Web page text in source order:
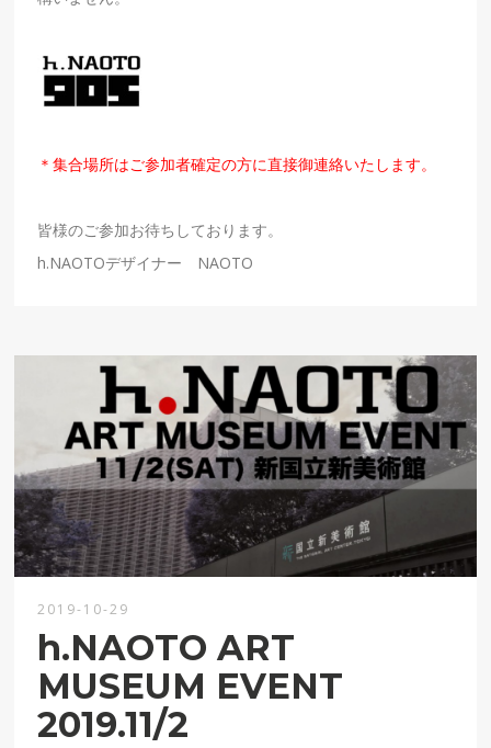
＊集合場所はご参加者確定の方に直接御連絡いたします。
皆様のご参加お待ちしております。
h.NAOTOデザイナー NAOTO
2019-10-29
h.NAOTO ART
MUSEUM EVENT
2019.11/2